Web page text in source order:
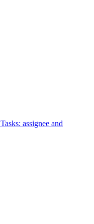
Tasks: assignee and